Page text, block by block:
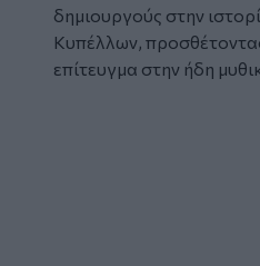
δημιουργούς στην
Κυπέλλων,
επίτευγμα στην ήδη